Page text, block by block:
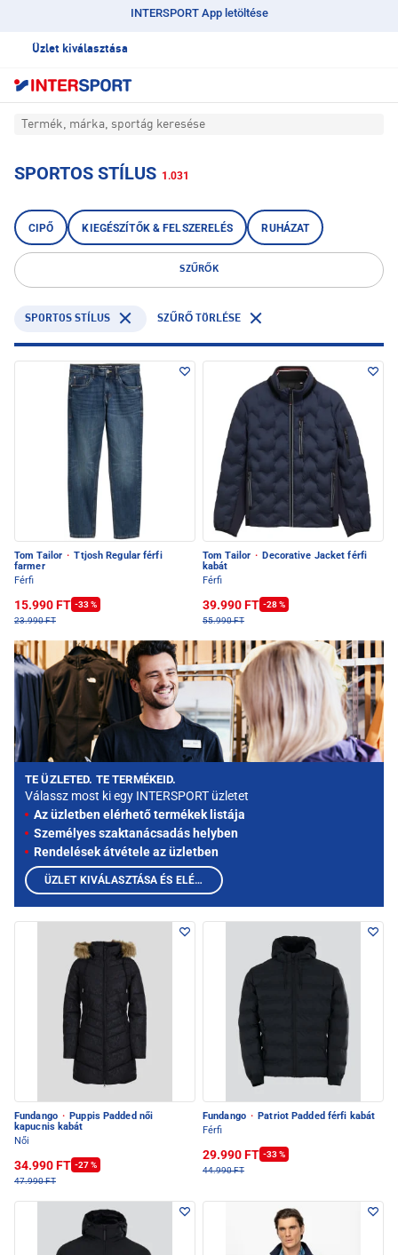
INTERSPORT App letöltése
Üzlet kiválasztása
Termék, márka, sportág keresése
SPORTOS STÍLUS 1.031
CIPŐ KIEGÉSZÍTŐK & FELSZERELÉS RUHÁZAT
SZŰRŐK
SPORTOS STÍLUS SZŰRŐ TÖRLÉSE
Tom Tailor · Ttjosh Regular férfi
farmer
Férfi
15.990 FT -33 %
23.990 FT
Tom Tailor · Decorative Jacket férfi
kabát
Férfi
39.990 FT -28 %
55.990 FT
Fundango · Puppis Padded női
kapucnis kabát
Női
34.990 FT -27 %
47.990 FT
Fundango · Patriot Padded férfi kabát
Férfi
29.990 FT -33 %
44.990 FT
TE ÜZLETED. TE TERMÉKEID.
Válassz most ki egy INTERSPORT üzletet
Az üzletben elérhető termékek listája
Személyes szaktanácsadás helyben
Rendelések átvétele az üzletben
ÜZLET KIVÁLASZTÁSA ÉS ELÉRHETŐ TERMÉKEK MEGTEKINTÉSE